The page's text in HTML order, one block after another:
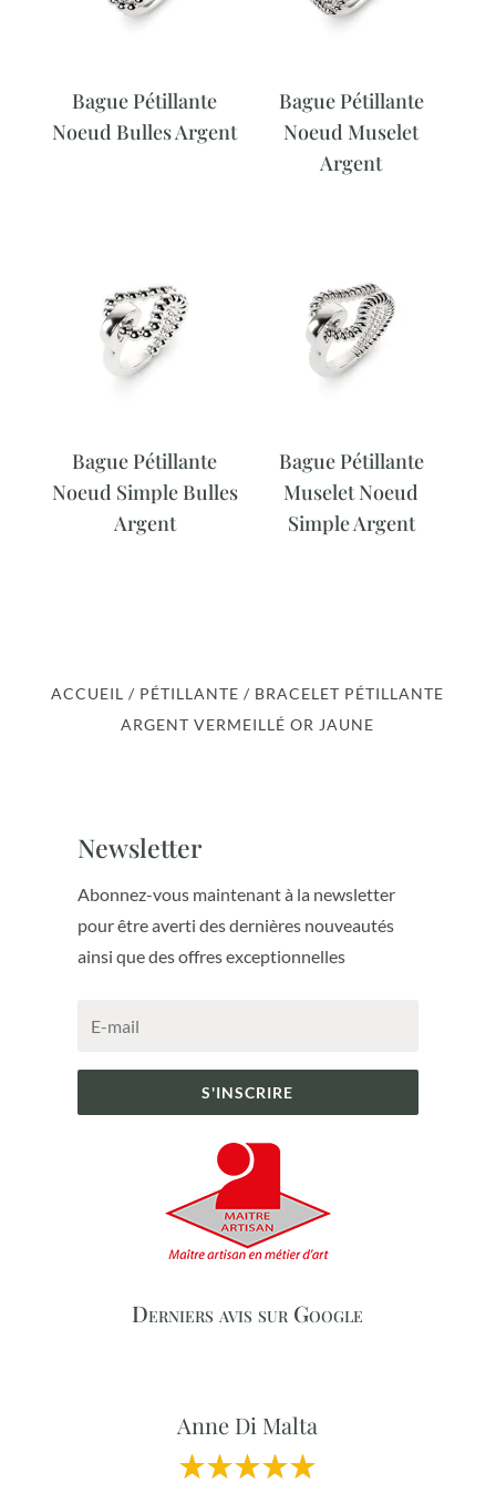
Bague Pétillante
Noeud Bulles Argent
Bague Pétillante
Noeud Muselet
Argent
Bague Pétillante
Noeud Simple Bulles
Argent
Bague Pétillante
Muselet Noeud
Simple Argent
ACCUEIL / PÉTILLANTE / BRACELET PÉTILLANTE
ARGENT VERMEILLÉ OR JAUNE
Newsletter
Abonnez-vous maintenant à la newsletter
pour être averti des dernières nouveautés
ainsi que des offres exceptionnelles
S'INSCRIRE
Derniers avis sur Google
Anne Di Malta